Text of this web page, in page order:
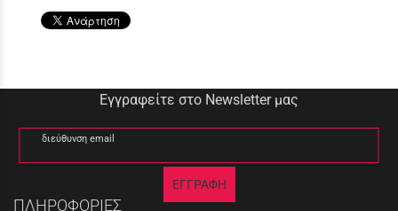
Εγγραφείτε στο Newsletter μας
διεύθυνση email
ΕΓΓΡΑΦΗ
ΠΛΗΡΟΦΟΡΙΕΣ